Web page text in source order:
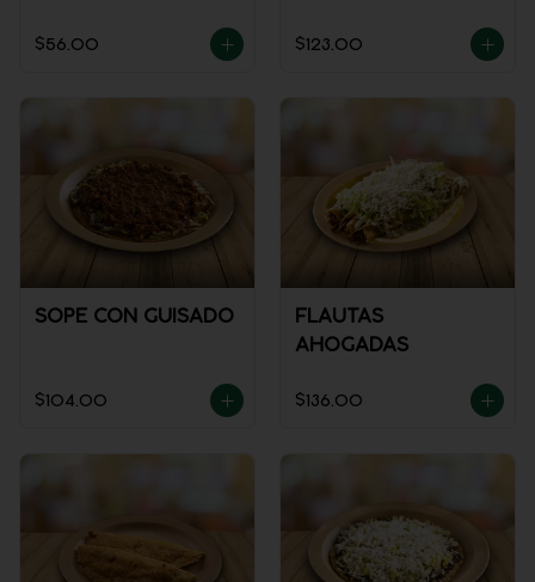
$56.00 $123.00
SOPE CON GUISADO
$104.00
FLAUTAS
AHOGADAS
$136.00